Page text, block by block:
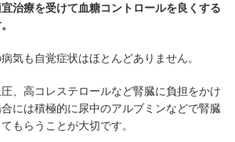
治療を受けて血糖コントロールを良くする
気も自覚症状はほとんどありません。
、高コレステロールなど腎臓に負担をかけ
には積極的に尿中のアルブミンなどで腎臓
もらうことが大切です。